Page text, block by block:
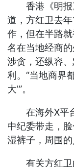
香港《明报
道，方红卫去
作，但在半路
名在当地经商
涉贪，还纵容
利。“当地商界
大’”。
在海外X平台
中纪委带走，
湿裤子，周围的
有关方红卫